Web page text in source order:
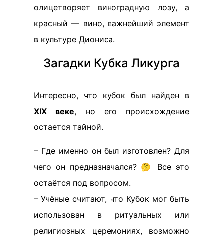
олицетворяет виноградную лозу, а
красный — вино, важнейший элемент
в культуре Диониса.
Загадки Кубка Ликурга
Интересно, что кубок был найден в
XIX веке, но его происхождение
остается тайной.
– Где именно он был изготовлен? Для
чего он предназначался? 🤔 Все это
остаётся под вопросом.
– Учёные считают, что Кубок мог быть
использован в ритуальных или
религиозных церемониях, возможно